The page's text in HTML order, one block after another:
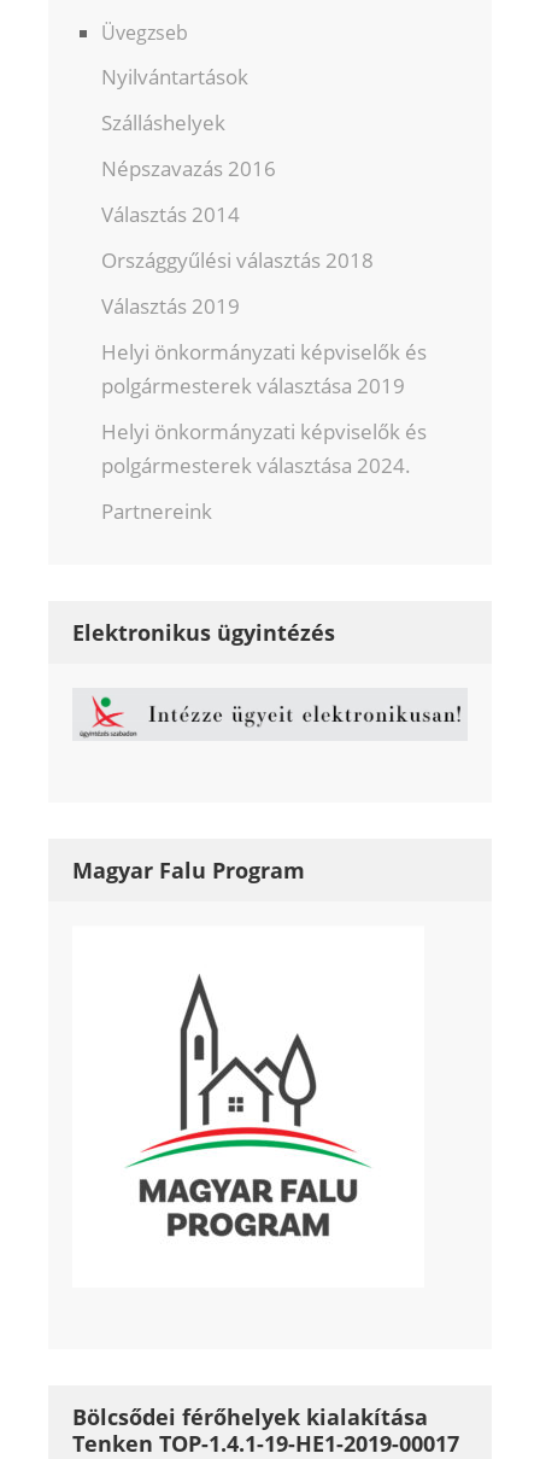
Üvegzseb
Nyilvántartások
Szálláshelyek
Népszavazás 2016
Választás 2014
Országgyűlési választás 2018
Választás 2019
Helyi önkormányzati képviselők és
polgármesterek választása 2019
Helyi önkormányzati képviselők és
polgármesterek választása 2024.
Partnereink
Elektronikus ügyintézés
Magyar Falu Program
Bölcsődei férőhelyek kialakítása
Tenken TOP-1.4.1-19-HE1-2019-00017